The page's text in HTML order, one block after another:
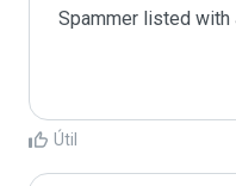
Spammer listed with
Útil